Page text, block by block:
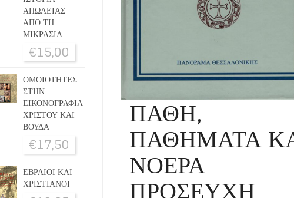
ΠΑΘΗ,
ΠΑΘΗΜΑΤΑ
ΝΟΕΡΑ
ΑΠΩΛΕΙΑΣ
ΑΠΟ ΤΗ
ΜΙΚΡΑΣΙΑ
€15,00
ΟΜΟΙΟΤΗΤΕΣ
ΣΤΗΝ
ΕΙΚΟΝΟΓΡΑΦΙΑ
ΧΡΙΣΤΟΥ ΚΑΙ
ΒΟΥΔΑ
€17,50
ΕΒΡΑΙΟΙ ΚΑΙ
ΧΡΙΣΤΙΑΝΟΙ